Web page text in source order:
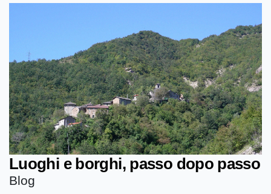
Luoghi e borghi, passo dopo passo
Blog